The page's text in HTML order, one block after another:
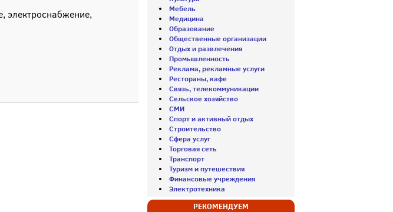
электроснабжение,
Мебель
Медицина
Образование
Общественные организации
Отдых и развлечения
Промышленность
Реклама, рекламные услуги
Рестораны, кафе
Связь, телекоммуникации
Сельское хозяйство
СМИ
Спорт и активный отдых
Строительство
Сфера услуг
Торговая сеть
Транспорт
Туризм и путешествия
Финансовые учреждения
Электротехника
РЕКОМЕНДУЕМ